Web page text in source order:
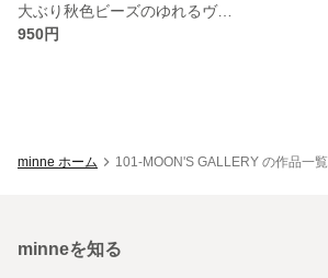
大ぶり秋色ビーズのゆれるヴィンテージ風ピアス
950円
minne ホーム 101-MOON'S GALLERY の作品一覧
minneを知る